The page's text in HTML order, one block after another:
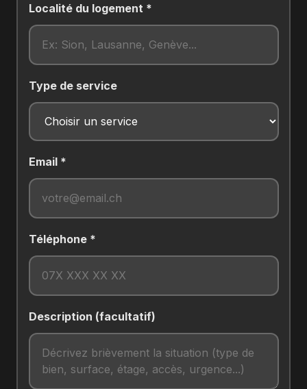
Localité du logement *
Type de service
Email *
Téléphone *
Description (facultatif)